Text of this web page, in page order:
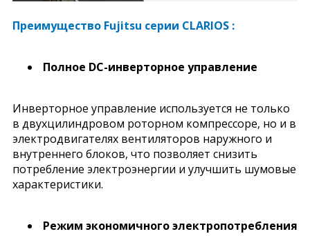
Преимущество Fujitsu серии CLARIOS :
Полное DC-инверторное управление
Инверторное управление используется не только
в двухцилиндровом роторном компрессоре, но и в
электродвигателях вентиляторов наружного и
внутреннего блоков, что позволяет снизить
потребление электроэнергии и улучшить шумовые
характеристики.
Режим экономичного электропотребления